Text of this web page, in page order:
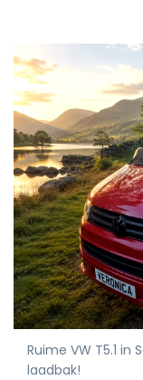
Ruime VW T5.1 in
laadbak!